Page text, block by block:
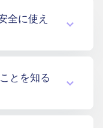
全に使え
する必要はあ
なしで動作
とを知る